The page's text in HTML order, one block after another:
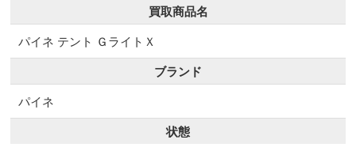
買取商品名
パイネ テント ＧライトＸ
ブランド
パイネ
状態